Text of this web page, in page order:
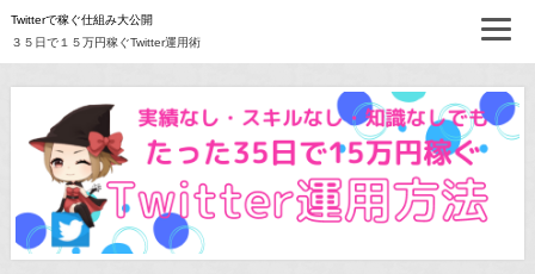
Twitterで稼ぐ仕組み大公開
３５日で１５万円稼ぐTwitter運用術